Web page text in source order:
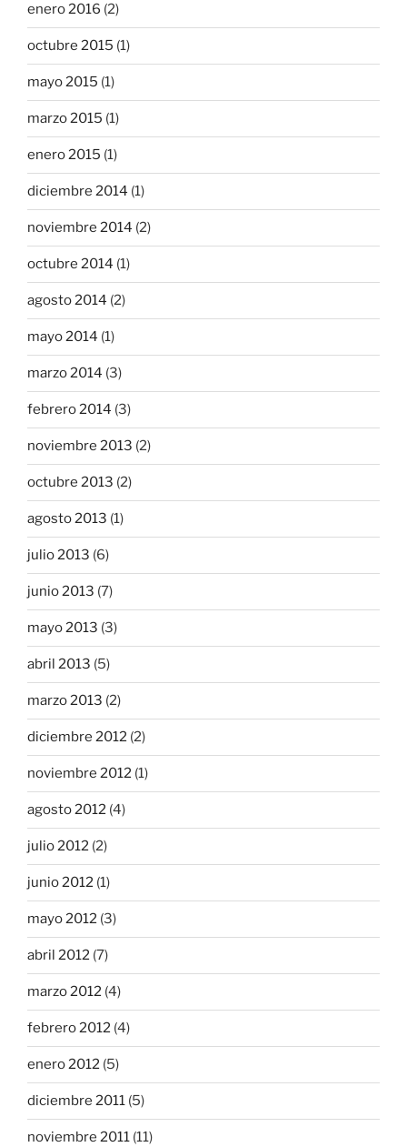
enero 2016 (2)
octubre 2015 (1)
mayo 2015 (1)
marzo 2015 (1)
enero 2015 (1)
diciembre 2014 (1)
noviembre 2014 (2)
octubre 2014 (1)
agosto 2014 (2)
mayo 2014 (1)
marzo 2014 (3)
febrero 2014 (3)
noviembre 2013 (2)
octubre 2013 (2)
agosto 2013 (1)
julio 2013 (6)
junio 2013 (7)
mayo 2013 (3)
abril 2013 (5)
marzo 2013 (2)
diciembre 2012 (2)
noviembre 2012 (1)
agosto 2012 (4)
julio 2012 (2)
junio 2012 (1)
mayo 2012 (3)
abril 2012 (7)
marzo 2012 (4)
febrero 2012 (4)
enero 2012 (5)
diciembre 2011 (5)
noviembre 2011 (11)